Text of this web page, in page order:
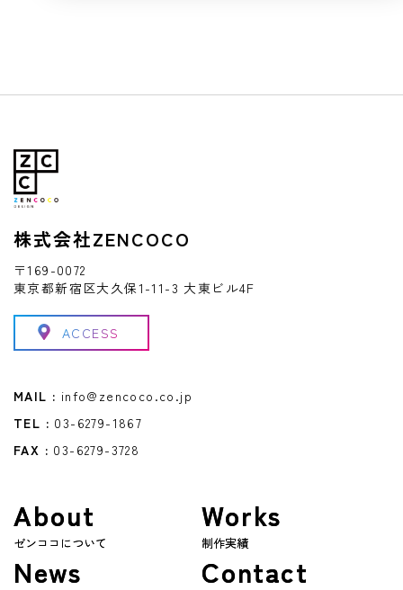
株式会社ZENCOCO
〒169-0072
東京都新宿区大久保1-11-3 大東ビル4F
ACCESS
MAIL : info@zencoco.co.jp
TEL : 03-6279-1867
FAX : 03-6279-3728
About
ゼンココについて
Works
制作実績
News Contact